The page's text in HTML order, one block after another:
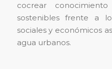
cocrear
sostenibles frente a
sociales y económicos
agua urbanos.